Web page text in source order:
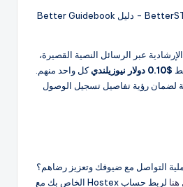
المنتج الأساسي لشركة BetterSTR - دليل Better Guidebook
عبر الرسائل النصية القصيرة،
$0.10 دولار نيوزيلندي
كل واحد منهم.
لضمان رؤية تفاصيل تسجيل الوصول
التواصل مع ضيوفك وتعزيز رضاهم؟
لربط حساب Hostex الخاص بك مع